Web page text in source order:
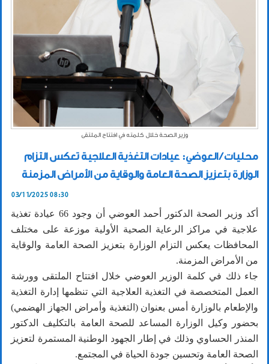
وزير الصحة خلال كلمته في افتتاح الملتقى
محليات / العوضي: عيادات التغذية العلاجية تعكس التزام
الوزارة بتعزيز الصحة العامة والوقاية من الأمراض المزمنة
03/11/2025 08:30
أكد وزير الصحة الدكتور أحمد العوضي أن وجود 66 عيادة تغذية
علاجية في مراكز الرعاية الصحية الأولية موزعة على مختلف
المحافظات يعكس التزام الوزارة بتعزيز الصحة العامة والوقاية
من الأمراض المزمنة.
جاء ذلك في كلمة الوزير العوضي خلال افتتاح الملتقى وورشة
العمل المتخصصة في التغذية العلاجية التي تنظمها إدارة التغذية
والإطعام بالوزارة أمس بعنوان (التغذية وأمراض الجهاز الهضمي)
بحضور وكيل الوزارة المساعد للصحة العامة بالتكليف الدكتور
المنذر الحساوي وذلك في إطار الجهود الوطنية المستمرة لتعزيز
الصحة العامة وتحسين جودة الحياة في المجتمع.